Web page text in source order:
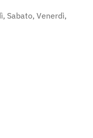
Sabato, Venerdì,